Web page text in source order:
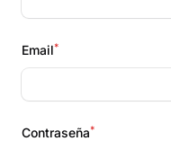
Email*
Contraseña*